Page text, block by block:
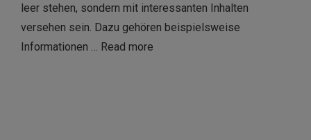
leer stehen, sondern mit interessanten Inhalten
versehen sein. Dazu gehören beispielsweise
Informationen … Read more